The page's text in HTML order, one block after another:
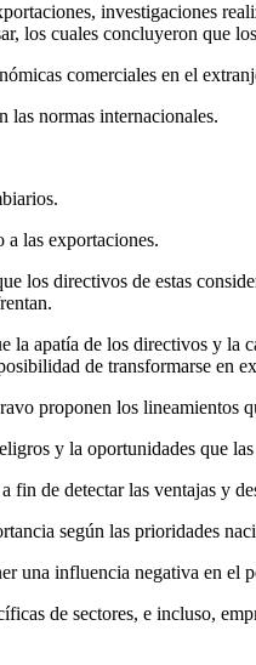
investigaciones
los cuales concluyeron que
comerciales en el
las normas internacionales.
las exportaciones.
los directivos de estas
apatía de los directivos y
de transformarse en
proponen los lineamientos
y la oportunidades que
de detectar las ventajas y
según las prioridades
una influencia negativa en el
de sectores, e incluso,